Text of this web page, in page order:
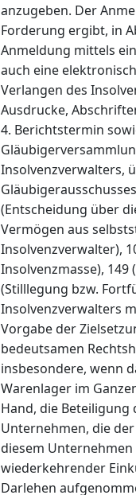
anzugeben. Der
Forderung ergibt, in
Anmeldung mittels
auch eine
Verlangen des
Ausdrucke,
4. Berichtstermin
Insolvenzverwalters,
(Entscheidung über
Vermögen aus
Insolvenzverwalter),
Insolvenzmasse),
(Stilllegung bzw.
Insolvenzverwalters
Vorgabe der
bedeutsamen
insbesondere, wenn
Warenlager im
Hand, die Beteiligung
Unternehmen, die
diesem Unternehmen
wiederkehrender
Darlehen